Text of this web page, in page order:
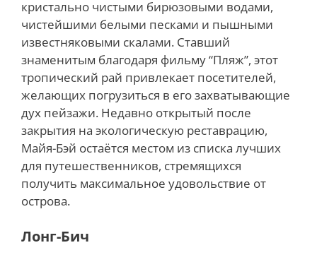
кристально чистыми бирюзовыми водами,
чистейшими белыми песками и пышными
известняковыми скалами. Ставший
знаменитым благодаря фильму “Пляж”, этот
тропический рай привлекает посетителей,
желающих погрузиться в его захватывающие
дух пейзажи. Недавно открытый после
закрытия на экологическую реставрацию,
Майя-Бэй остаётся местом из списка лучших
для путешественников, стремящихся
получить максимальное удовольствие от
острова.
Лонг-Бич